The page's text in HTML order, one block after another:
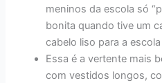
meninos da escola só
bonita quando tive um
cabelo liso para a
Essa é a vertente mais
com vestidos longos,